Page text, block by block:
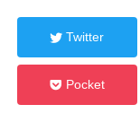
Twitter
Pocket